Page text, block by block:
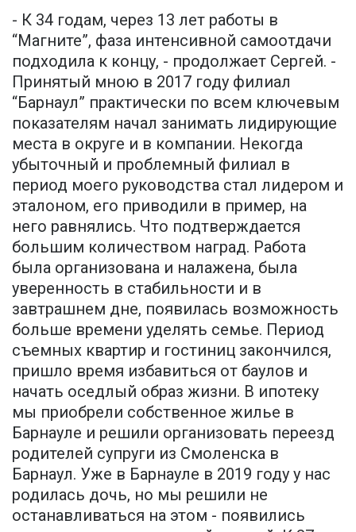
- К 34 годам, через 13 лет работы в
“Магните”, фаза интенсивной самоотдачи
подходила к концу, - продолжает Сергей. -
Принятый мною в 2017 году филиал
“Барнаул” практически по всем ключевым
показателям начал занимать лидирующие
места в округе и в компании. Некогда
убыточный и проблемный филиал в
период моего руководства стал лидером и
эталоном, его приводили в пример, на
него равнялись. Что подтверждается
большим количеством наград. Работа
была организована и налажена, была
уверенность в стабильности и в
завтрашнем дне, появилась возможность
больше времени уделять семье. Период
съемных квартир и гостиниц закончился,
пришло время избавиться от баулов и
начать оседлый образ жизни. В ипотеку
мы приобрели собственное жилье в
Барнауле и решили организовать переезд
родителей супруги из Смоленска в
Барнаул. Уже в Барнауле в 2019 году у нас
родилась дочь, но мы решили не
останавливаться на этом - появились